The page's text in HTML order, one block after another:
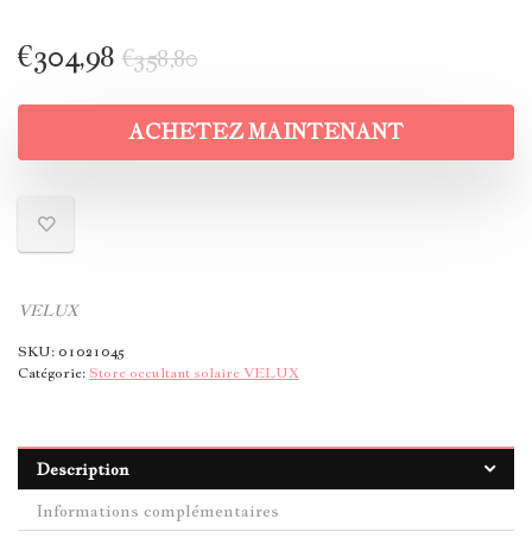
€358,80
€304,98
ACHETEZ MAINTENANT
VELUX
SKU:01021045
Catégorie:Store occultant solaire VELUX
Description
Informations complémentaires